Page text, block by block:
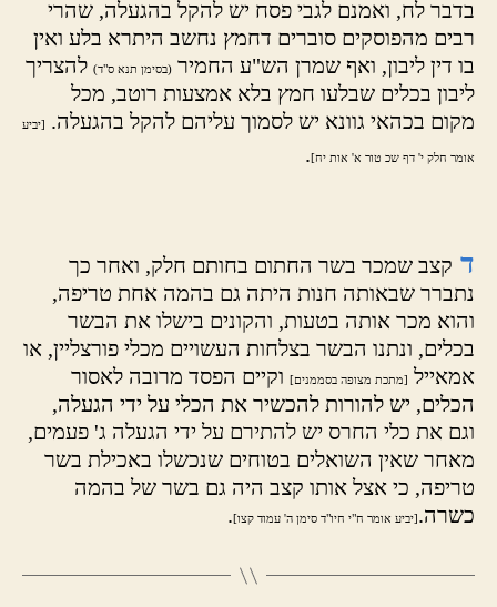
בדבר לח, ואמנם לגבי פסח יש להקל בהגעלה, שהרי
רבים מהפוסקים סוברים דחמץ נחשב היתרא בלע ואין
בו דין ליבון, ואף שמרן הש"ע החמיר (בסימן תנא ס"ד) להצריך
ליבון בכלים שבלעו חמץ בלא אמצעות רוטב, מכל
מקום בכהאי גוונא יש לסמוך עליהם להקל בהגעלה. [יביע
אומר חלק י' דף שכ טור א' אות יח].
ד קצב שמכר בשר החתום בחותם חלק, ואחר כך
נתברר שבאותה חנות היתה גם בהמה אחת טריפה,
והוא מכר אותה בטעות, והקונים בישלו את הבשר
בכלים, ונתנו הבשר בצלחות העשויים מכלי פורצליין, או
אמאייל [מתכת מצופה בסממנים] וקיים הפסד מרובה לאסור
הכלים, יש להורות להכשיר את הכלי על ידי הגעלה,
וגם את כלי החרס יש להתירם על ידי הגעלה ג' פעמים,
מאחר שאין השואלים בטוחים שנכשלו באכילת בשר
טריפה, כי אצל אותו קצב היה גם בשר של בהמה
כשרה.[יביע אומר ח"י חיו"ד סימן ה' עמוד קצו].